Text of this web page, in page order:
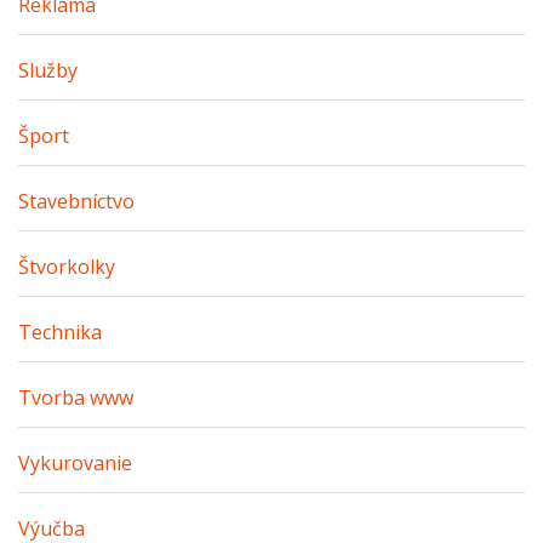
Služby
Šport
Stavebníctvo
Štvorkolky
Technika
Tvorba www
Vykurovanie
Výučba